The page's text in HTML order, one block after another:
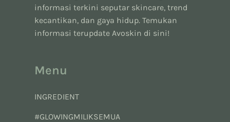
informasi terkini seputar skincare, trend
kecantikan, dan gaya hidup. Temukan
informasi terupdate Avoskin di sini!
Menu
INGREDIENT
#GLOWINGMILIKSEMUA